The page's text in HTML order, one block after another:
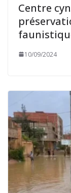
Centre
10/09/2024